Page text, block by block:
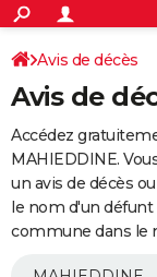
ACTUALITÉS
Politique
Société
Faits Divers
Education
Monde
Villes
+
SPORT
Coupe du monde
Football
Tennis
Cyclisme
Rugby
Forum
Programme TV
TNT
Streaming
Cinéma
Sorties cinéma
Musique
+
FINANCE
Impôts
Immobilier
Risques naturels par
Banque
Assurance
Crédit
AUTO
Essais
Réserver un essai
Citadines
Berlines
SUV
Forum auto
+
Avis de décès
Avis de
Accédez
MAHIEDDINE.
un avis de décès
le nom d'un défunt
commune dans le